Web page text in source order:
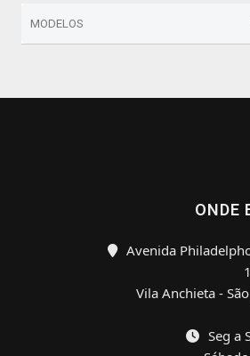
MODELOS
ONDE
Avenida
Vila Anchieta -
Seg a